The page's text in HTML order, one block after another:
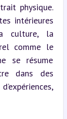
physique.
intérieures
culture, la
comme le
se résume
dans des